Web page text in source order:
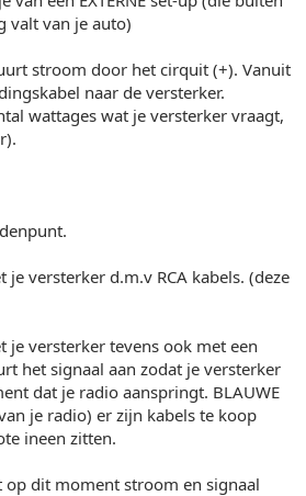
valt van je auto)
stroom door het cirquit (+). Vanuit
naar de versterker.
wattages wat je versterker vraagt,
je versterker d.m.v RCA kabels. (deze
je versterker tevens ook met een
het signaal aan zodat je versterker
dat je radio aanspringt. BLAUWE
je radio) er zijn kabels te koop
ineen zitten.
op dit moment stroom en signaal